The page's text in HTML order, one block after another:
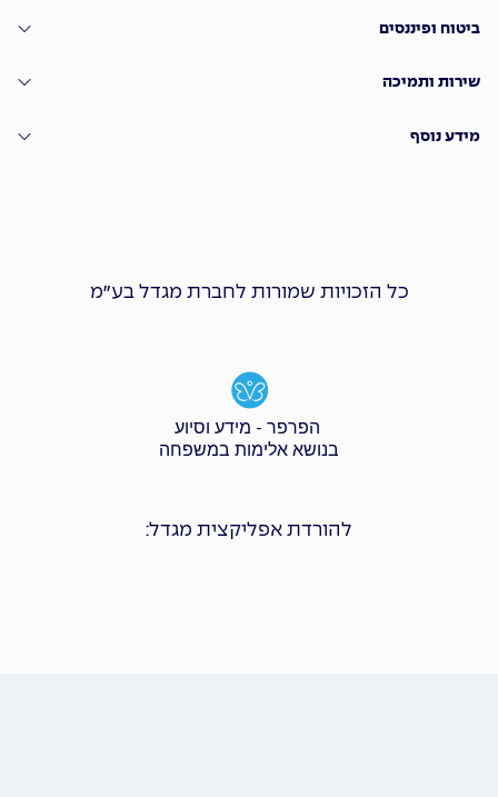
ביטוח ופיננסים
שירות ותמיכה
מידע נוסף
כל הזכויות שמורות לחברת מגדל בע״מ
הפרפר - מידע וסיוע
בנושא אלימות במשפחה
להורדת אפליקצית מגדל: